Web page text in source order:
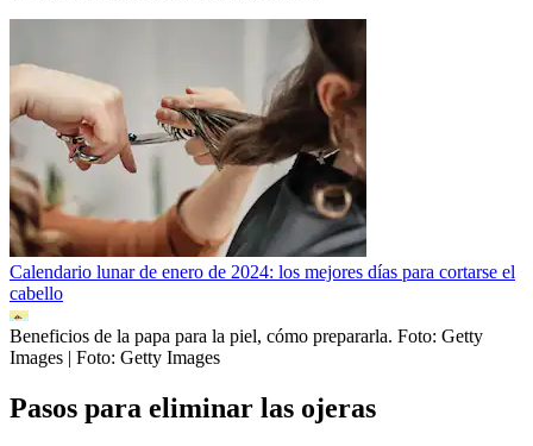
Calendario lunar de enero de 2024: los mejores días para cortarse el
cabello
Beneficios de la papa para la piel, cómo prepararla. Foto: Getty
Images | Foto: Getty Images
Pasos para eliminar las ojeras